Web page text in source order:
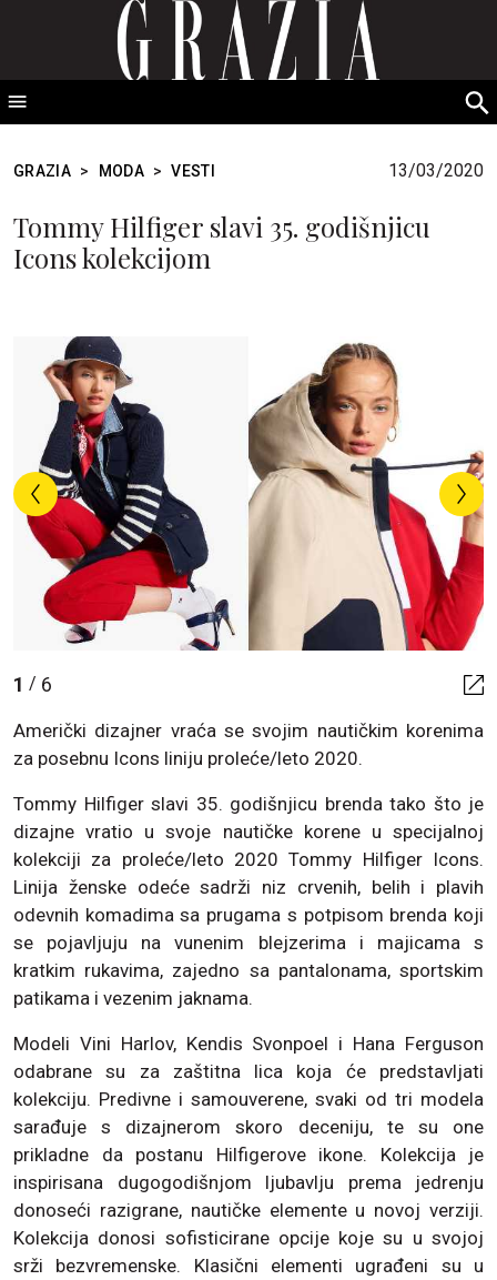
GRAZIA Srbija
GRAZIA > MODA > VESTI 13/03/2020
Tommy Hilfiger slavi 35. godišnjicu
Icons kolekcijom
1 / 6
Američki dizajner vraća se svojim nautičkim korenima
za posebnu Icons liniju proleće/leto 2020.
Tommy Hilfiger slavi 35. godišnjicu brenda tako što je
dizajne vratio u svoje nautičke korene u specijalnoj
kolekciji za proleće/leto 2020 Tommy Hilfiger Icons.
Linija ženske odeće sadrži niz crvenih, belih i plavih
odevnih komadima sa prugama s potpisom brenda koji
se pojavljuju na vunenim blejzerima i majicama s
kratkim rukavima, zajedno sa pantalonama, sportskim
patikama i vezenim jaknama.
Modeli Vini Harlov, Kendis Svonpoel i Hana Ferguson
odabrane su za zaštitna lica koja će predstavljati
kolekciju. Predivne i samouverene, svaki od tri modela
sarađuje s dizajnerom skoro deceniju, te su one
prikladne da postanu Hilfigerove ikone. Kolekcija je
inspirisana dugogodišnjom ljubavlju prema jedrenju
donoseći razigrane, nautičke elemente u novoj verziji.
Kolekcija donosi sofisticirane opcije koje su u svojoj
srži bezvremenske. Klasični elementi ugrađeni su u